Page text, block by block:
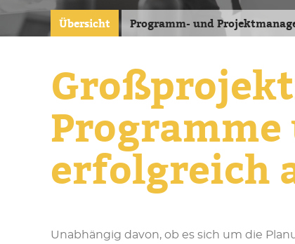
Übersicht Programm- und
erfolgreich
Unabhängig davon, ob es sich um die